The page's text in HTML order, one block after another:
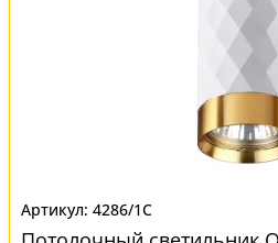
4286/1C